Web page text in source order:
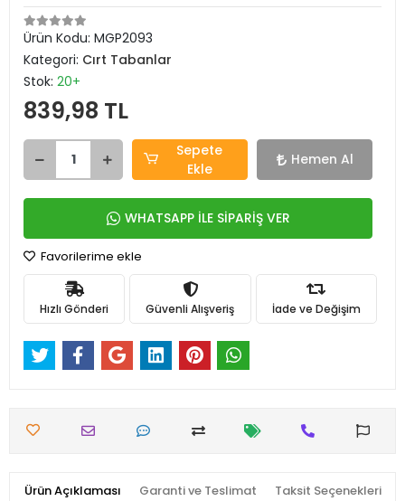
Ürün Kodu: MGP2093
Kategori: Cırt Tabanlar
Stok: 20+
839,98 TL
Sepete
Ekle
Hemen Al
WHATSAPP İLE SİPARİŞ VER
Favorilerime ekle
Hızlı Gönderi Güvenli Alışveriş İade ve Değişim
Ürün Açıklaması Garanti ve Teslimat Taksit Seçenekleri